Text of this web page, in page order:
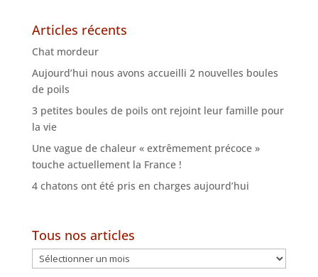
Articles récents
Chat mordeur
Aujourd’hui nous avons accueilli 2 nouvelles boules
de poils
3 petites boules de poils ont rejoint leur famille pour
la vie
Une vague de chaleur « extrêmement précoce »
touche actuellement la France !
4 chatons ont été pris en charges aujourd’hui
Tous nos articles
Tous
nos